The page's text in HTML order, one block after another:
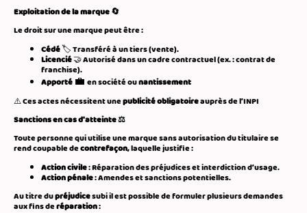
Exploitation de la marque🔄
Le droit sur une marque peut être :
Cédé🏷️ Transféré à un tiers (vente).
Licencié🤝 Autorisé dans un cadre contractuel (ex. : contrat de
franchise).
Apporté 💼 en société ounantissement
⚠️ Ces actes nécessitent unepublicité obligatoireauprès de l’INPI
Sanctions en cas d'atteinte⚖️
Toute personne qui utilise une marque sans autorisation du titulaire se
rend coupable decontrefaçon, laquelle justifie :
Action civile: Réparation des préjudices et interdiction d’usage.
Action pénale: Amendes et sanctions potentielles.
Au titre dupréjudicesubi il est possible de formuler plusieurs demandes
aux fins deréparation: